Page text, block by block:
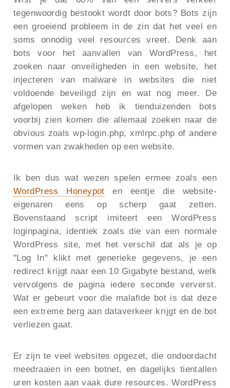
tegenwoordig bestookt wordt door bots? Bots zijn
een groeiend probleem in de zin dat het veel en
soms onnodig veel resources vreet. Denk aan
bots voor het aanvallen van WordPress, het
zoeken naar onveiligheden in een website, het
injecteren van malware in websites die niet
voldoende beveiligd zijn en wat nog meer. De
afgelopen weken heb ik tienduizenden bots
voorbij zien komen die allemaal zoeken naar de
obvious zoals wp-login.php, xmlrpc.php of andere
vormen van zwakheden op een website.
Ik ben dus wat wezen spelen ermee zoals een
WordPress Honeypot en eentje die website-
eigenaren eens op scherp gaat zetten.
Bovenstaand script imiteert een WordPress
loginpagina, identiek zoals die van een normale
WordPress site, met het verschil dat als je op
"Log In" klikt met generieke gegevens, je een
redirect krijgt naar een 10 Gigabyte bestand, welk
vervolgens de pagina iedere seconde ververst.
Wat er gebeurt voor die malafide bot is dat deze
een extreme berg aan dataverkeer krijgt en de bot
verliezen gaat.
Er zijn te veel websites opgezet, die ondoordacht
meedraaien in een botnet, en dagelijks tientallen
uren kosten aan vaak dure resources. WordPress